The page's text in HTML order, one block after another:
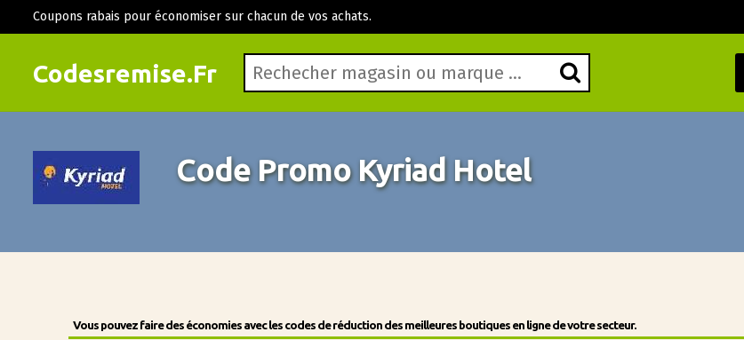
Codesremise.Fr
Coupons rabais pour économiser sur chacun de vos achats.
Code Promo Kyriad Hotel
Vous pouvez faire des économies avec les codes de réduction des meilleures boutiques en ligne de votre secteur.